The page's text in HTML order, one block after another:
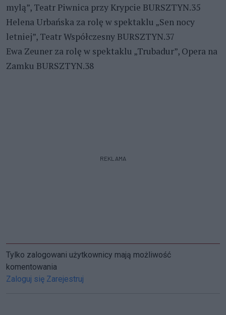
mylą”, Teatr Piwnica przy Krypcie BURSZTYN.35
Helena Urbańska za rolę w spektaklu „Sen nocy
letniej”, Teatr Współczesny BURSZTYN.37
Ewa Zeuner za rolę w spektaklu „Trubadur”, Opera na
Zamku BURSZTYN.38
REKLAMA
Tylko zalogowani użytkownicy mają możliwość
komentowania
Zaloguj się Zarejestruj